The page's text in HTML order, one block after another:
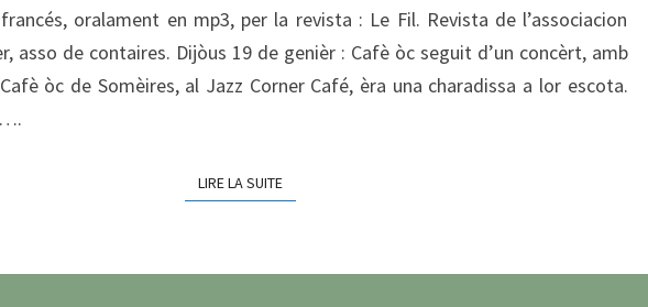
oralament en mp3, per la revista : Le Fil. Revista de l’associacion
asso de contaires. Dijòus 19 de genièr : Cafè òc seguit d’un concèrt, amb
òc de Somèires, al Jazz Corner Café, èra una charadissa a lor escota.
LIRE LA SUITELIRE LA SUITE